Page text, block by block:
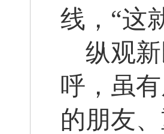
线，“这
纵观
呼，虽
的朋友